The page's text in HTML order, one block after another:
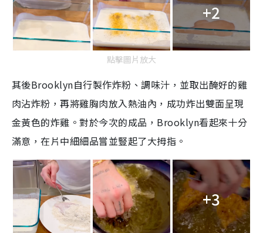
+2
點擊圖片放大
其後Brooklyn自行製作炸粉、調味汁，並取出醃好的雞
肉沾炸粉，再將雞胸肉放入熱油內，成功炸出雙面呈現
金黃色的炸雞。對於今次的成品，Brooklyn看起來十分
滿意，在片中細細品嘗並豎起了大拇指。
+3